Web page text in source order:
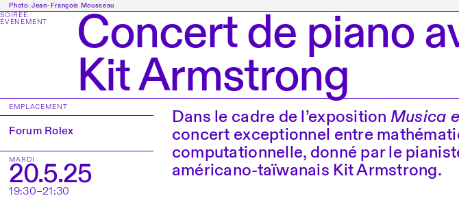
Photo: Jean-François Mousseau
SOIRÉE
ÉVÈNEMENT
Concert de piano
Kit Armstrong
EMPLACEMENT
Forum Rolex
MARDI
20.5.25
19:30–21:30
Dans le cadre de l’exposition Musica
concert exceptionnel entre
computationnelle, donné par le
américano-taïwanais Kit Armstrong.